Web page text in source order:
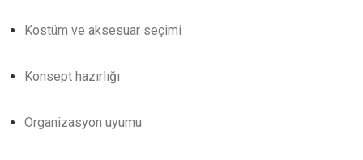
Kostüm ve aksesuar seçimi
Konsept hazırlığı
Organizasyon uyumu